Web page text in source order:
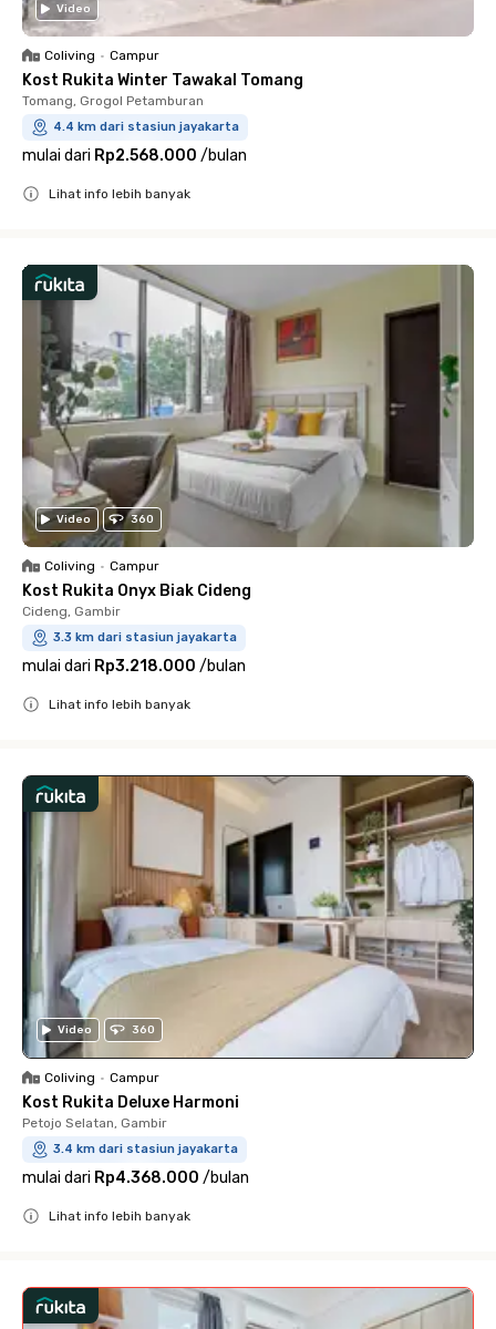
Video
Coliving • Campur
Kost Rukita Winter Tawakal Tomang
Tomang, Grogol Petamburan
4.4 km dari stasiun jayakarta
mulai dari Rp2.568.000 /bulan
Lihat info lebih banyak
Video 360
Coliving • Campur
Kost Rukita Onyx Biak Cideng
Cideng, Gambir
3.3 km dari stasiun jayakarta
mulai dari Rp3.218.000 /bulan
Lihat info lebih banyak
Video 360
Coliving • Campur
Kost Rukita Deluxe Harmoni
Petojo Selatan, Gambir
3.4 km dari stasiun jayakarta
mulai dari Rp4.368.000 /bulan
Lihat info lebih banyak